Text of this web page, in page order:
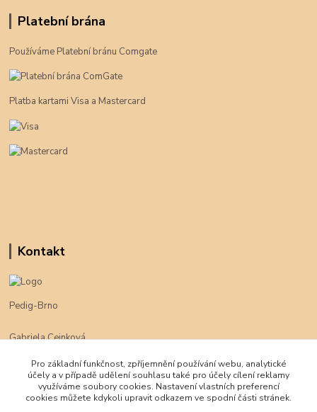
Platební brána
Používáme Platební bránu Comgate
Platba kartami Visa a Mastercard
Kontakt
Pedig-Brno
Gabriela Cejnková
klimpe@klimpe.cz
Pro základní funkčnost, zpříjemnění používání webu, analytické
účely a v případě udělení souhlasu také pro účely cílení reklamy
využíváme soubory cookies. Nastavení vlastních preferencí
cookies můžete kdykoli upravit odkazem ve spodní části stránek.